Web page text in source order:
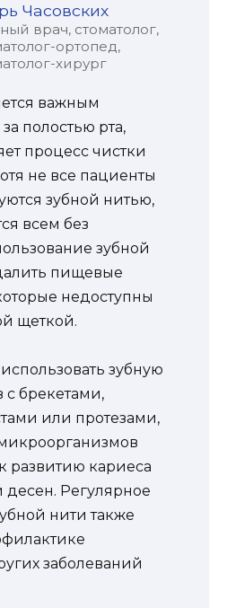
Часовских
врач, стоматолог,
ортопед,
хирург
важным
полостью рта,
процесс чистки
не все пациенты
зубной нитью,
всем без
зубной
пищевые
недоступны
щеткой.
зубную
с брекетами,
или протезами,
развитию кариеса
Регулярное
нити также
заболеваний